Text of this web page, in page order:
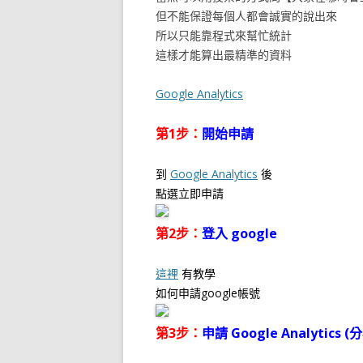
但不能保證每個人都會誠實的說出來
所以只能靠程式來幫忙統計
這樣才能算出最精準的資料
Google Analytics
第1步： 開始申請
到 Google Analytics 後
點選立即申請
第2步： 登入 google
這裡 有教學
如何申請google帳號
第3步： 申請 Google Analytics (